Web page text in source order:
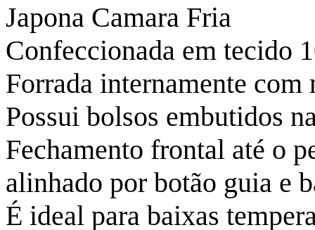
Japona Camara Fria
Confeccionada em tecido
Forrada internamente com
Possui bolsos embutidos
Fechamento frontal até o
alinhado por botão guia e
É ideal para baixas